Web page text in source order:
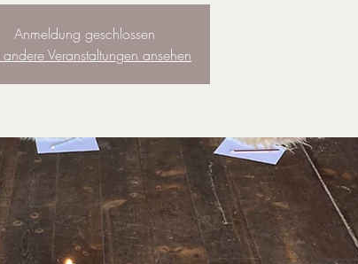
Anmeldung geschlossen
andere Veranstaltungen ansehen